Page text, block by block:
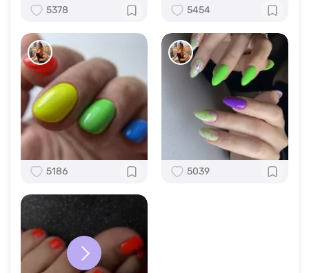
5378 5454
5186 5039